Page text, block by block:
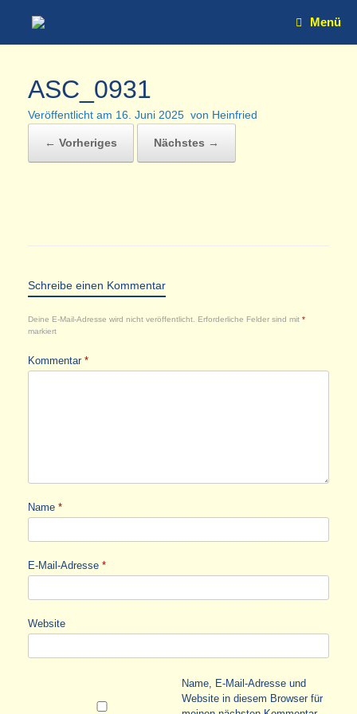
Menü
ASC_0931
Veröffentlicht am 16. Juni 2025 von Heinfried
← Vorheriges Nächstes →
Schreibe einen Kommentar
Deine E-Mail-Adresse wird nicht veröffentlicht. Erforderliche Felder sind mit *
markiert
Kommentar *
Name *
E-Mail-Adresse *
Website
Name, E-Mail-Adresse und
Website in diesem Browser für